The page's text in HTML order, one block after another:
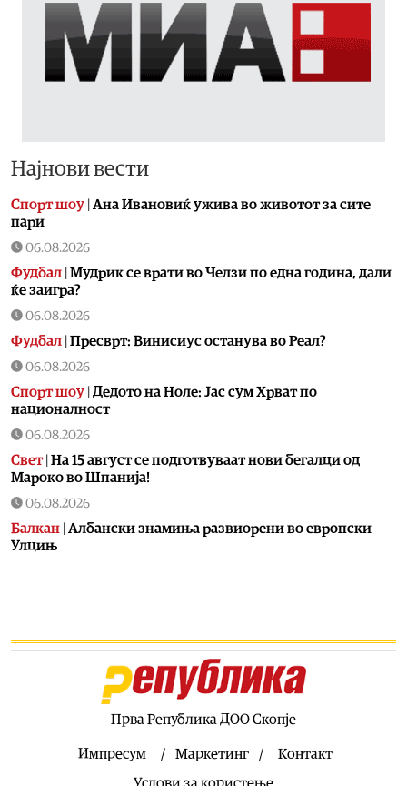
Најнови вести
Спорт шоу Aна Ивановиќ ужива во животот за сите
пари
06.08.2026
Фудбал Мудрик се врати во Челзи по една година, дали
ќе заигра?
06.08.2026
Фудбал Пресврт: Винисиус останува во Реал?
06.08.2026
Спорт шоу Дедото на Ноле: Јас сум Хрват по
националност
06.08.2026
Свет| На 15 август се подготвуваат нови бегалци од
Мароко во Шпанија!
06.08.2026
Балкан Албански знамиња развиорени во европски
Улцињ
06.08.2026
Помалку првачиња, помалку иднина:
Демографската криза веќе стигна до училишните
Први случаи на западнонилска треска во
Прва Република ДОО Скопје
Импресум Маркетинг
Контакт